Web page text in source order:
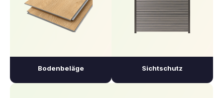
Bodenbeläge Sichtschutz